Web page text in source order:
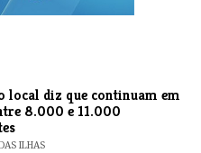
local diz que continuam em
8.000 e 11.000
ILHAS